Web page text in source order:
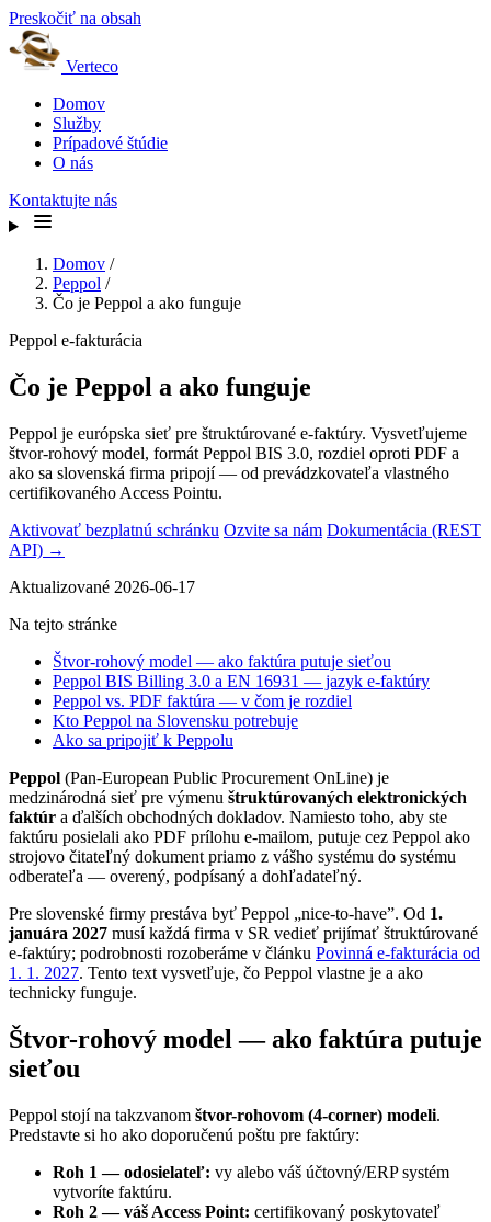
Preskočiť na obsah
Verteco
Domov
Služby
Prípadové štúdie
O nás
Kontaktujte nás
Domov /
Peppol /
Čo je Peppol a ako funguje
Peppol e-fakturácia
Čo je Peppol a ako funguje
Peppol je európska sieť pre štruktúrované e-faktúry. Vysvetľujeme
štvor-rohový model, formát Peppol BIS 3.0, rozdiel oproti PDF a
ako sa slovenská firma pripojí — od prevádzkovateľa vlastného
certifikovaného Access Pointu.
Aktivovať bezplatnú schránku Ozvite sa nám Dokumentácia (REST
API) →
Aktualizované 2026-06-17
Na tejto stránke
Štvor-rohový model — ako faktúra putuje sieťou
Peppol BIS Billing 3.0 a EN 16931 — jazyk e-faktúry
Peppol vs. PDF faktúra — v čom je rozdiel
Kto Peppol na Slovensku potrebuje
Ako sa pripojiť k Peppolu
Peppol (Pan-European Public Procurement OnLine) je
medzinárodná sieť pre výmenu štruktúrovaných elektronických
faktúr a ďalších obchodných dokladov. Namiesto toho, aby ste
faktúru posielali ako PDF prílohu e-mailom, putuje cez Peppol ako
strojovo čitateľný dokument priamo z vášho systému do systému
odberateľa — overený, podpísaný a dohľadateľný.
Pre slovenské firmy prestáva byť Peppol „nice-to-have”. Od 1.
januára 2027 musí každá firma v SR vedieť prijímať štruktúrované
e-faktúry; podrobnosti rozoberáme v článku Povinná e-fakturácia od
1. 1. 2027. Tento text vysvetľuje, čo Peppol vlastne je a ako
technicky funguje.
Štvor-rohový model — ako faktúra putuje
sieťou
Peppol stojí na takzvanom štvor-rohovom (4-corner) modeli.
Predstavte si ho ako doporučenú poštu pre faktúry:
Roh 1 — odosielateľ: vy alebo váš účtovný/ERP systém
vytvoríte faktúru.
Roh 2 — váš Access Point: certifikovaný poskytovateľ